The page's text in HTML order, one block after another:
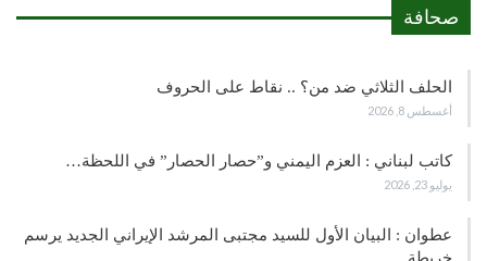
صحافة
الحلف الثلاثي ضد من؟ .. نقاط على الحروف
أغسطس 8, 2026
كاتب لبناني : العزم اليمني و”حصار الحصار” في اللحظة…
يوليو 23, 2026
عطوان : البيان الأول للسيد مجتبى المرشد الإيراني الجديد يرسم